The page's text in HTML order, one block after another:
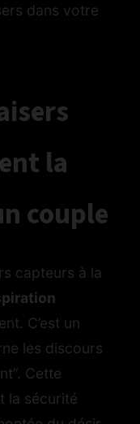
dans votre
la
couple
capteurs à la
C’est un
les discours
Cette
la sécurité